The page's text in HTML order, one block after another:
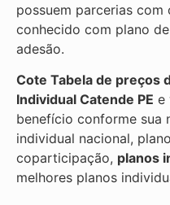
possuem parcerias com
conhecido com plano
adesão.
Cote Tabela de preços
Individual Catende PE e
benefício conforme sua
individual nacional,
coparticipação, planos
melhores planos